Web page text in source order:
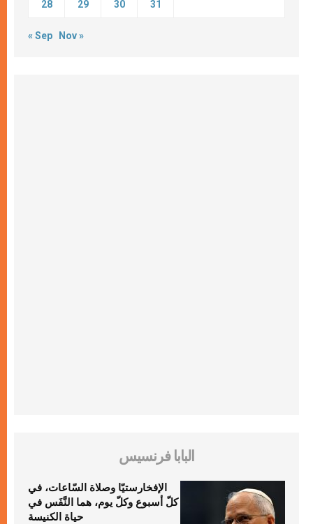
28 29 30 31
« Sep Nov »
البابا فرنسيس
الإفخارستيّا وصلاة السّاعات، في
كلّ أسبوع وكلّ يوم، هما النَّفَس في
حياة الكنيسة